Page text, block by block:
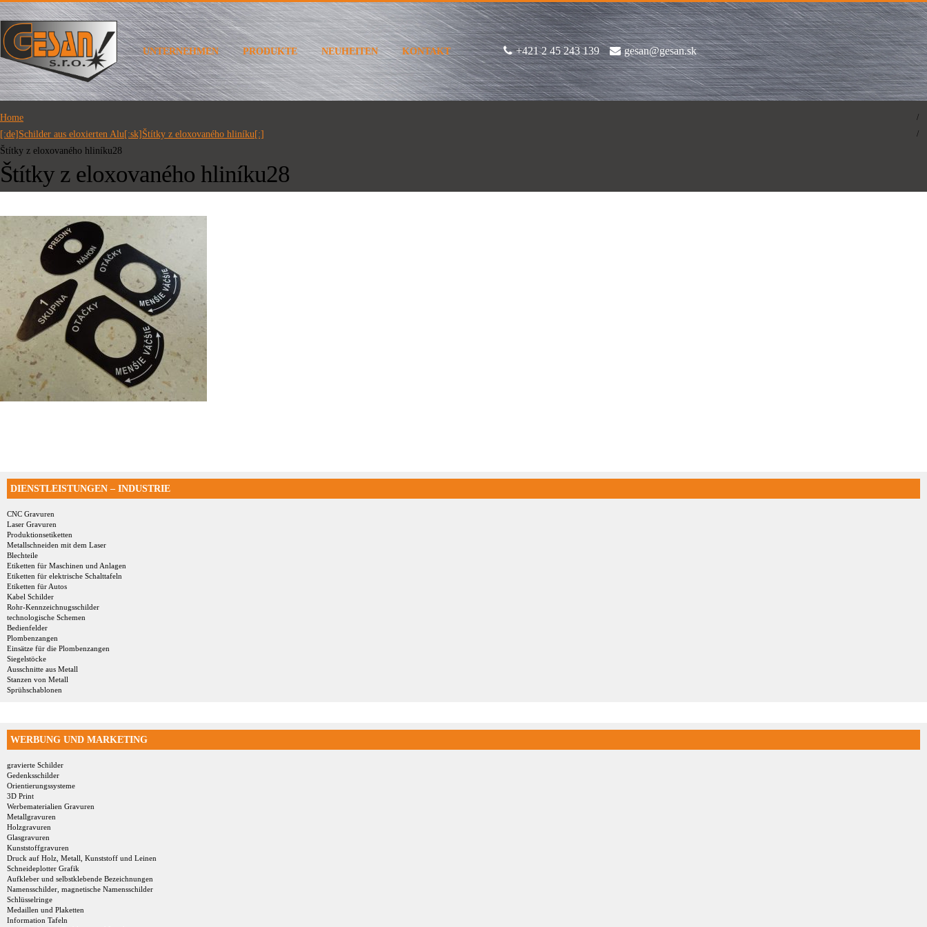
UNTERNEHMEN PRODUKTE NEUHEITEN KONTAKT +421 2 45 243 139 gesan@gesan.sk
Home
[:de]Schilder aus eloxierten Alu[:sk]Štítky z eloxovaného hliníku[:]
Štítky z eloxovaného hliníku28
Štítky z eloxovaného hliníku28
DIENSTLEISTUNGEN – INDUSTRIE
CNC Gravuren
Laser Gravuren
Produktionsetiketten
Metallschneiden mit dem Laser
Blechteile
Etiketten für Maschinen und Anlagen
Etiketten für elektrische Schalttafeln
Etiketten für Autos
Kabel Schilder
Rohr-Kennzeichnugsschilder
technologische Schemen
Bedienfelder
Plombenzangen
Einsätze für die Plombenzangen
Siegelstöcke
Ausschnitte aus Metall
Stanzen von Metall
Sprühschablonen
WERBUNG UND MARKETING
gravierte Schilder
Gedenksschilder
Orientierungssysteme
3D Print
Werbematerialien Gravuren
Metallgravuren
Holzgravuren
Glasgravuren
Kunststoffgravuren
Druck auf Holz, Metall, Kunststoff und Leinen
Schneideplotter Grafik
Aufkleber und selbstklebende Bezeichnungen
Namensschilder, magnetische Namensschilder
Schlüsselringe
Medaillen und Plaketten
Information Tafeln